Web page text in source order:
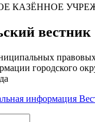
КАЗЁННОЕ
вестник
городского
информация